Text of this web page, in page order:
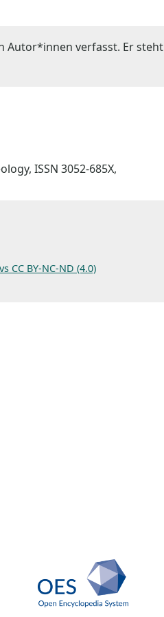
Autor*innen verfasst. Er steht
ISSN 3052-685X,
CC BY-NC-ND (4.0)